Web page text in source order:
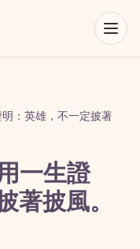
：英雄，不一定披著
一生證
著披風。